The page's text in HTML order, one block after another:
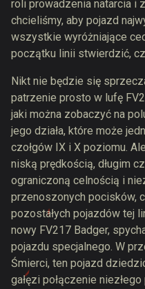
roli prowadzenia natarcia i
chcieliśmy, aby pojazd
wszystkie wyróżniające
początku linii stwierdzić,
Nikt nie będzie się
patrzenie prosto w lufę
jaki można zobaczyć na
jego działa, które może
czołgów IX i X poziomu.
niską prędkością, długim
ograniczoną celnością i
przenoszonych pocisków,
pozostałych pojazdów tej
nowy FV217 Badger,
pojazdu specjalnego. W
Śmierci, ten pojazd
gałęzi połączenie